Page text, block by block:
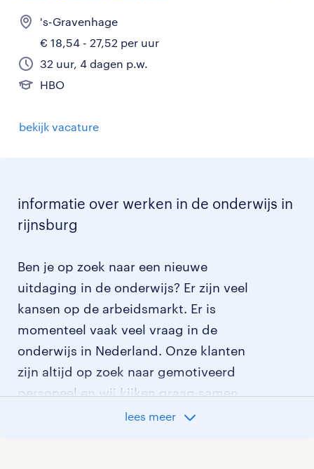
's-Gravenhage
€ 18,54 - 27,52 per uur
32 uur, 4 dagen p.w.
HBO
bekijk vacature
informatie over werken in de onderwijs in
rijnsburg
Ben je op zoek naar een nieuwe
uitdaging in de onderwijs? Er zijn veel
kansen op de arbeidsmarkt. Er is
momenteel vaak veel vraag in de
onderwijs in Nederland. Onze klanten
zijn altijd op zoek naar gemotiveerd
personeel en wij kijken graag samen
met je naar de organisatie die het beste
lees meer